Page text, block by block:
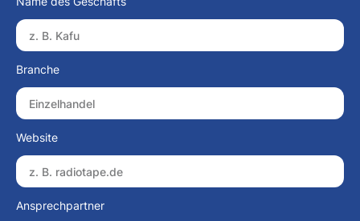
Branche
Website
Ansprechpartner